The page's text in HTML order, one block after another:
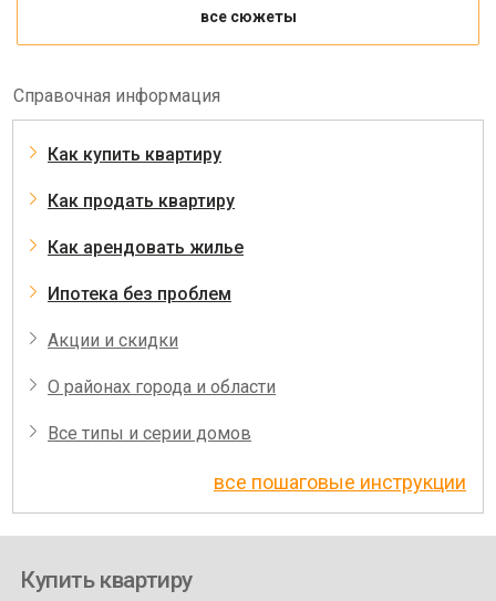
все сюжеты
Справочная информация
Как купить квартиру
Как продать квартиру
Как арендовать жилье
Ипотека без проблем
Акции и скидки
О районах города и области
Все типы и серии домов
все пошаговые инструкции
Купить квартиру